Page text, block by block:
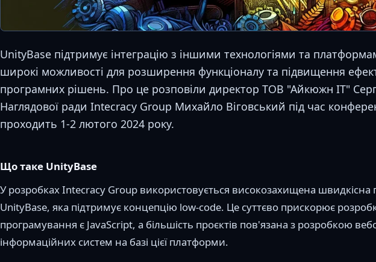
UnityBase підтримує інтеграцію з іншими технологіями та
широкі можливості для розширення функціоналу та підвищення
програмних рішень. Про це розповіли директор ТОВ "Айкюжн ІТ"
Наглядової ради Intecracy Group Михайло Віговський під час
проходить 1-2 лютого 2024 року.
Що таке UnityBase
У розробках Intecracy Group використовується високозахищена
UnityBase, яка підтримує концепцію low-code. Це суттєво прискорює
програмування є JavaScript, а більшість проєктів пов'язана з розробкою
інформаційних систем на базі цієї платформи.